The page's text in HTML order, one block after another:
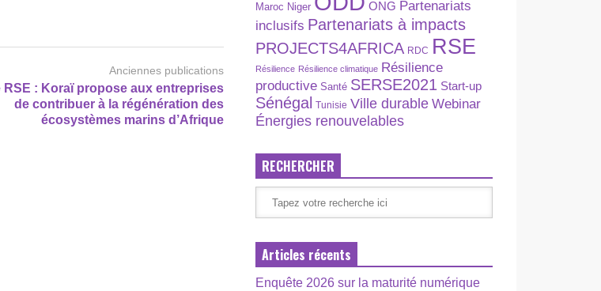
Anciennes publications
RSE : Koraï propose aux entreprises
de contribuer à la régénération des
écosystèmes marins d’Afrique
Maroc Niger ONG Partenariats
inclusifs Partenariats à impacts
PROJECTS4AFRICA RDC RSE
Résilience Résilience climatique Résilience
productive Santé SERSE2021 Start-up
Sénégal Tunisie Ville durable Webinar
Énergies renouvelables
RECHERCHER
Articles récents
Enquête 2026 sur la maturité numérique